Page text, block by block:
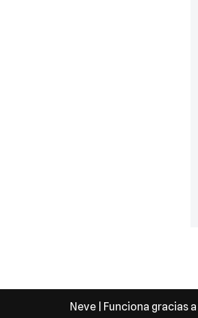
Neve | Funciona gracias a